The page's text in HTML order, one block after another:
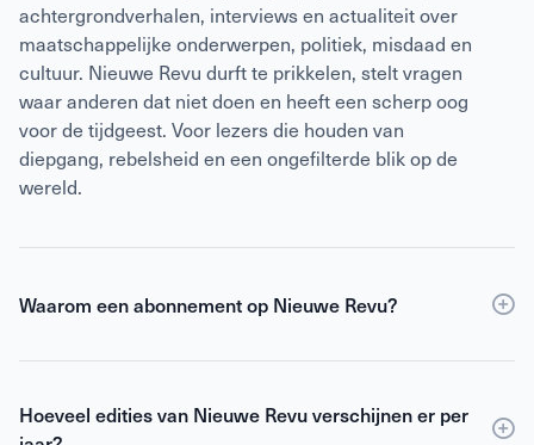
achtergrondverhalen, interviews en actualiteit over
maatschappelijke onderwerpen, politiek, misdaad en
cultuur. Nieuwe Revu durft te prikkelen, stelt vragen
waar anderen dat niet doen en heeft een scherp oog
voor de tijdgeest. Voor lezers die houden van
diepgang, rebelsheid en een ongefilterde blik op de
wereld.
Waarom een abonnement op Nieuwe Revu?
Eenabonnementop Nieuwe Revu is voordeliger dan
scherpe journalistiek en digitale edities. Je ontvangt
Hoeveel edities van Nieuwe Revu verschijnen er per